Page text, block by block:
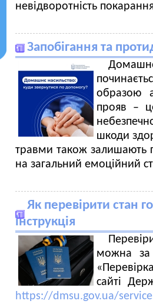
невідворотність
Запобігання та
образою
прояв –
шкоди
травми також залишають
на загальний емоційний
Як перевірити стан
інструкція
можна за
сайті
https://dmsu.gov.ua/